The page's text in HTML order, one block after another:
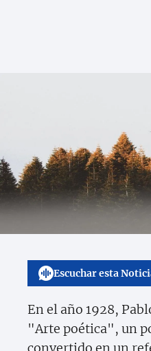
Escuchar esta
En el año 1928,
"Arte poética", un